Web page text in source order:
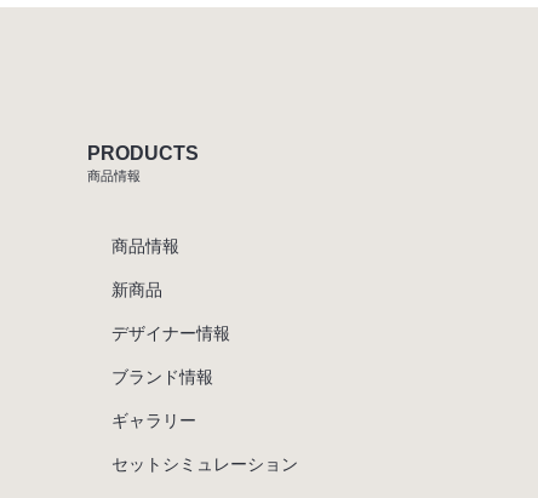
PRODUCTS
商品情報
商品情報
新商品
デザイナー情報
ブランド情報
ギャラリー
セットシミュレーション